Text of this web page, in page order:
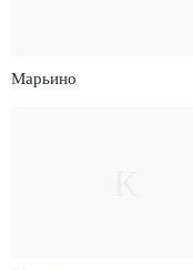
Марьино